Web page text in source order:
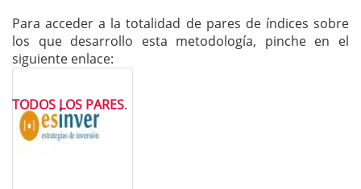
Para acceder a la totalidad de pares de índices sobre
los que desarrollo esta metodología, pinche en el
siguiente enlace:
TODOS LOS PARES.